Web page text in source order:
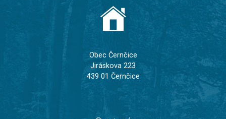
Obec Černčice
Jiráskova 223
439 01 Černčice